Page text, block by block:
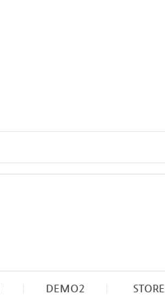
DEMO2 STORE